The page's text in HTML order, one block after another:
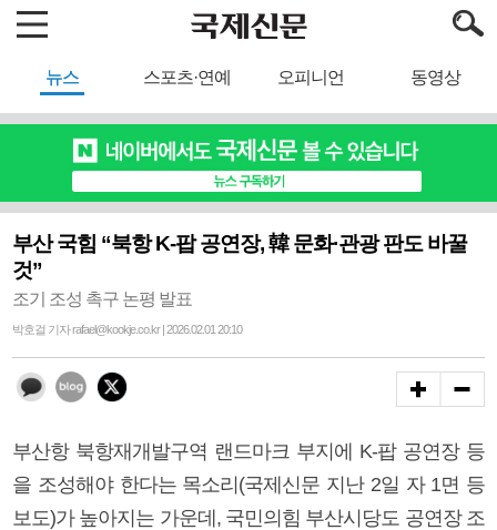
뉴스 스포츠·연예 오피니언 동영상
부산 국힘 “북항 K-팝 공연장, 韓 문화·관광 판도 바꿀
것”
조기 조성 촉구 논평 발표
박호걸 기자 rafael@kookje.co.kr | 2026.02.01 20:10
부산항 북항재개발구역 랜드마크 부지에 K-팝 공연장 등
을 조성해야 한다는 목소리(국제신문 지난 2일 자 1면 등
보도)가 높아지는 가운데, 국민의힘 부산시당도 공연장 조